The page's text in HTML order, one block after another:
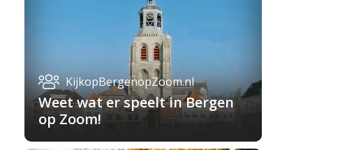
KijkopBergenopZoom.nl
Weet wat er speelt in Bergen
op Zoom!